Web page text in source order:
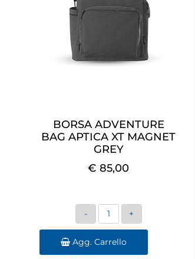
BORSA ADVENTURE
BAG APTICA XT MAGNET
GREY
€ 85,00
Quantità
Agg. Carrello